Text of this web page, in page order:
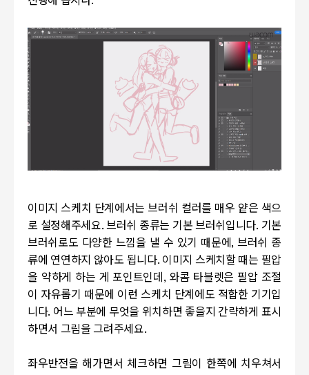
이미지 스케치 단계에서는 브러쉬 컬러를 매우 얕은 색으
로 설정해주세요. 브러쉬 종류는 기본 브러쉬입니다. 기본
브러쉬로도 다양한 느낌을 낼 수 있기 때문에, 브러쉬 종
류에 연연하지 않아도 됩니다. 이미지 스케치할 때는 필압
을 약하게 하는 게 포인트인데, 와콤 타블렛은 필압 조절
이 자유롭기 때문에 이런 스케치 단계에도 적합한 기기입
니다. 어느 부분에 무엇을 위치하면 좋을지 간략하게 표시
하면서 그림을 그려주세요.
좌우반전을 해가면서 체크하면 그림이 한쪽에 치우쳐서